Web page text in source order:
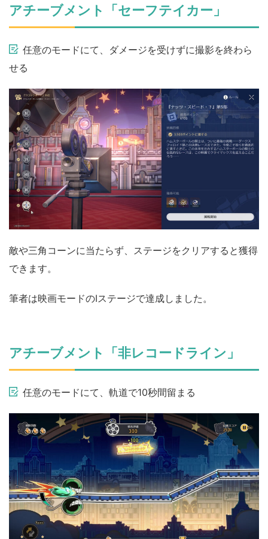
アチーブメント「セーフテイカー」
任意のモードにて、ダメージを受けずに撮影を終わら
せる
敵や三角コーンに当たらず、ステージをクリアすると獲得
できます。
筆者は映画モードのⅠステージで達成しました。
アチーブメント「非レコードライン」
任意のモードにて、軌道で10秒間留まる